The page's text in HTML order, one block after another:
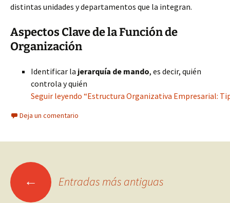
distintas unidades y departamentos que la integran.
Aspectos Clave de la Función de
Organización
Identificar la jerarquía de mando, es decir, quién
controla y quién
Seguir leyendo “Estructura Organizativa Empresarial:
Deja un comentario
Ir ← Entradas más antiguas